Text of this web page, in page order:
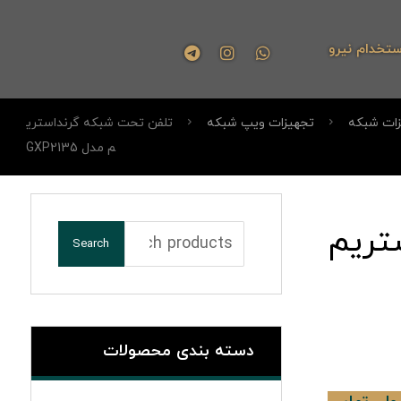
نیرو
شبکه تجهیزات ویپ شبکه
تلفن تحت شبکه گرنداستری
م مدل GXP2135
Search
دسته بندی محصولات